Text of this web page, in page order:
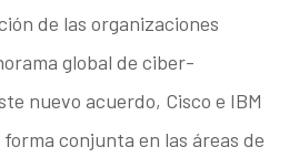
de las organizaciones
global de ciber-
nuevo acuerdo, Cisco e IBM
conjunta en las áreas de